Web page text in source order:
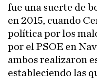
fue una suerte de
en 2015, cuando
política por los
por el PSOE en
ambos realizaron
estableciendo las